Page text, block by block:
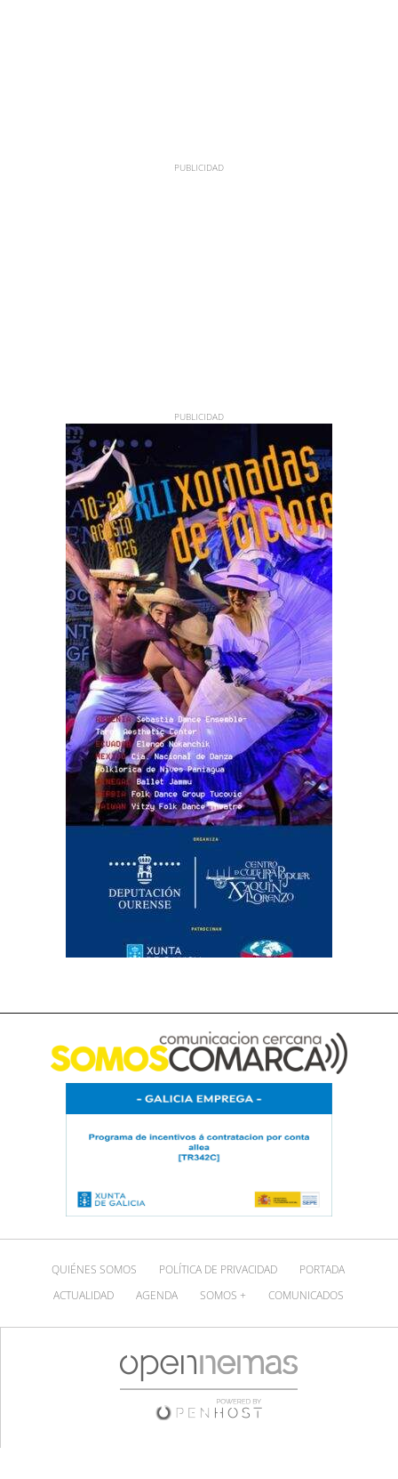
QUIÉNES SOMOS POLÍTICA DE PRIVACIDAD
PORTADA
ACTUALIDAD
AGENDA SOMOS + COMUNICADOS